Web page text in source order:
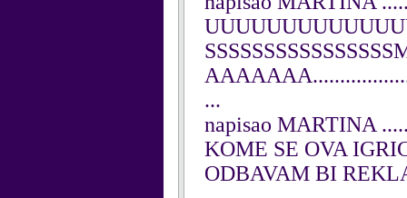
...
napisao MARTINA
KOME SE OVA
ODBAVAM BI